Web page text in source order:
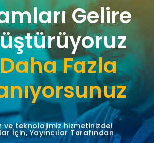
Gelire
Fazla
ve teknolojimiz hizmetinizde!
İçin, Yayıncılar Tarafından